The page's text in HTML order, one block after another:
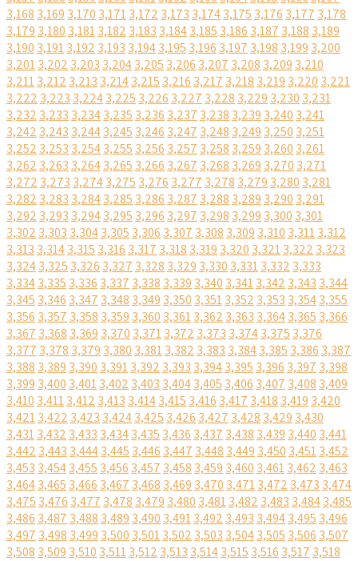
3,168 3,169 3,170 3,1713,172 3,173 3,1743,175 3,176 3,177 3,178
3,179 3,180 3,1813,182 3,183 3,1843,185 3,186 3,187 3,188 3,189
3,190 3,1913,192 3,193 3,1943,195 3,196 3,197 3,198 3,199 3,200
3,2013,202 3,203 3,2043,205 3,206 3,207 3,208 3,209 3,210
3,2113,212 3,213 3,2143,215 3,216 3,217 3,218 3,219 3,220 3,221
3,222 3,223 3,2243,225 3,226 3,227 3,228 3,229 3,230 3,231
3,232 3,233 3,2343,235 3,236 3,237 3,238 3,239 3,240 3,241
3,242 3,243 3,2443,245 3,246 3,247 3,248 3,249 3,250 3,251
3,252 3,253 3,2543,255 3,256 3,257 3,258 3,259 3,260 3,261
3,262 3,263 3,2643,265 3,266 3,267 3,268 3,269 3,270 3,271
3,272 3,273 3,2743,275 3,276 3,277 3,278 3,279 3,280 3,281
3,282 3,283 3,2843,285 3,286 3,287 3,288 3,289 3,290 3,291
3,292 3,293 3,2943,295 3,296 3,297 3,298 3,299 3,300 3,301
3,302 3,303 3,3043,305 3,306 3,307 3,308 3,309 3,310 3,3113,312
3,313 3,3143,315 3,316 3,317 3,318 3,319 3,320 3,3213,322 3,323
3,3243,325 3,326 3,327 3,328 3,329 3,330 3,3313,332 3,333
3,3343,335 3,336 3,337 3,338 3,339 3,340 3,3413,342 3,343 3,344
3,345 3,346 3,347 3,348 3,349 3,350 3,3513,352 3,353 3,3543,355
3,356 3,357 3,358 3,359 3,360 3,3613,362 3,363 3,3643,365 3,366
3,367 3,368 3,369 3,370 3,3713,372 3,373 3,3743,375 3,376
3,377 3,378 3,379 3,380 3,3813,382 3,383 3,3843,385 3,386 3,387
3,388 3,389 3,390 3,3913,392 3,393 3,3943,395 3,396 3,397 3,398
3,399 3,400 3,4013,402 3,403 3,4043,405 3,406 3,407 3,408 3,409
3,410 3,4113,412 3,413 3,4143,415 3,416 3,417 3,418 3,419 3,420
3,4213,422 3,423 3,4243,425 3,426 3,427 3,428 3,429 3,430
3,4313,432 3,433 3,4343,435 3,436 3,437 3,438 3,439 3,440 3,441
3,442 3,443 3,4443,445 3,446 3,447 3,448 3,449 3,450 3,4513,452
3,453 3,4543,455 3,456 3,457 3,458 3,459 3,460 3,4613,462 3,463
3,4643,465 3,466 3,467 3,468 3,469 3,470 3,4713,472 3,473 3,474
3,475 3,476 3,477 3,478 3,479 3,480 3,4813,482 3,483 3,4843,485
3,486 3,487 3,488 3,489 3,490 3,4913,492 3,493 3,4943,495 3,496
3,497 3,498 3,499 3,500 3,5013,502 3,503 3,5043,505 3,506 3,507
3,508 3,509 3,510 3,5113,512 3,513 3,5143,515 3,516 3,517 3,518